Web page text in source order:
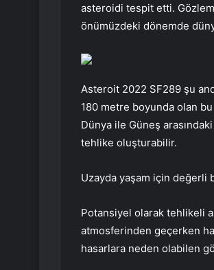
asteroidi tespit etti.
önümüzdeki dönemde
Asteroit 2022 SF289 şu
180 metre boyunda olan
Dünya ile Güneş
tehlike oluşturabilir.
Uzayda yaşam için değerli
Potansiyel olarak tehlikeli
atmosferinden geçerken
hasarlara neden olabilen